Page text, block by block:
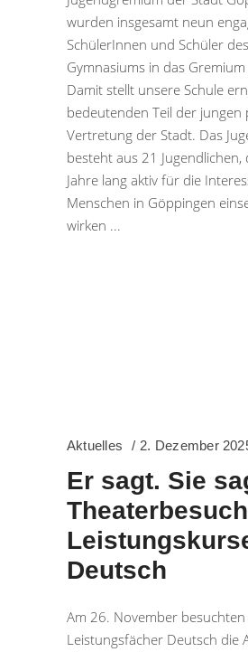
wurden insgesamt neun
SchülerInnen und Schüler
Gymnasiums in das
Damit stellt unsere Schule
bedeutenden Teil der jungen
Vertretung der Stadt. Das
besteht aus 21 Jugendlichen,
Jahre lang aktiv für die
Menschen in Göppingen
wirken
Aktuelles 2. Dezember
Er sagt. Sie
Deutsch
Am 26. November
Leistungsfächer Deutsch die